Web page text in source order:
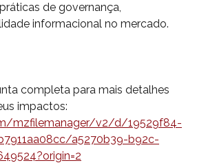
de governança,
informacional no mercado.
completa para mais detalhes
impactos:
mzfilemanager/v2/d/19529f84-
a5270b39-b92c-